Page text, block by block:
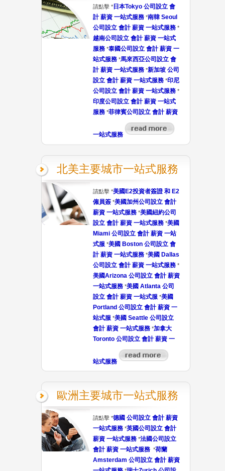
請點擊 * 日本Tokyo 公司設立 會
計 薪資 一站式服務 *南韓 Seoul
公司設立 會計 薪資 一站式服務 *
越南公司設立 會計 薪資 一站式
服務 *泰國公司設立 會計 薪資 一
站式服務 *馬來西亞公司設立 會
計 薪資 一站式服務 *新加坡 公司
設立 會計 薪資 一站式服務 *印尼
公司設立 會計 薪資 一站式服務 *
印度公司設立 會計 薪資 一站式
服務*菲律賓公司設立 會計 薪資
一站式服務
北美主要城市一站式服務
請點擊 *美國E2投資者簽證 和 E2
僱員簽 *美國加州公司設立 會計
薪資 一站式服務 *美國紐約公司
設立 會計 薪資 一站式服務 *美國
Miami 公司設立 會計 薪資 一站
式服 *美國 Boston 公司設立 會
計 薪資 一站式服務*美國 Dallas
公司設立 會計 薪資 一站式服務 *
美國Arizona 公司設立 會計 薪資
一站式服務 *美國 Atlanta 公司
設立 會計 薪資 一站式服 *美國
Portland 公司設立 會計 薪資 一
站式服 *美國 Seattle 公司設立
會計 薪資 一站式服務 *加拿大
Toronto 公司設立 會計 薪資 一
站式服務
歐洲主要城市一站式服務
請點擊 *德國 公司設立 會計 薪資
一站式服務*英國公司設立 會計
薪資 一站式服務 *法國公司設立
會計 薪資 一站式服務 *荷蘭
Amsterdam 公司設立 會計 薪資